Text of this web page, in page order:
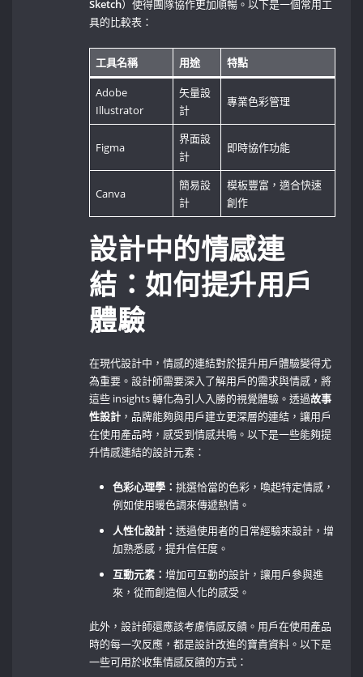
Sketch）使得團隊協作更加順暢。以下是一個常用工
具的比較表：
工具名稱 用途 特點
Adobe
Illustrator
矢量設
計
專業色彩管理
Figma
界面設
計
即時協作功能
Canva
簡易設
計
模板豐富，適合快速
創作
設計中的情感連
結：如何提升用戶
體驗
在現代設計中，情感的連結對於提升用戶體驗變得尤
為重要。設計師需要深入了解用戶的需求與情感，將
這些 ‌insights 轉化為引人入勝的視覺體驗。透過故事
性設計 ，品牌能夠與用戶建立更深層的連結，讓用戶
在使用產品時，感受到情感共鳴。以下是一些能夠提
升情感連結的設計元素：
色彩心理學：挑選恰當的色彩，喚起特定情感，
例如使用暖色調來傳遞熱情。
人性化設計：透過使用者的日常經驗來設計，增
加熟悉感，提升信任度。
互動元素：增加可互動的設計，讓用戶參與進
來，從而創造個人化的感受。
此外，設計師還應該考慮情感反饋。用戶在使用產品
時的每一次反應，都是設計改進的寶貴資料。以下是
一些可用於收集情感反饋的方式：